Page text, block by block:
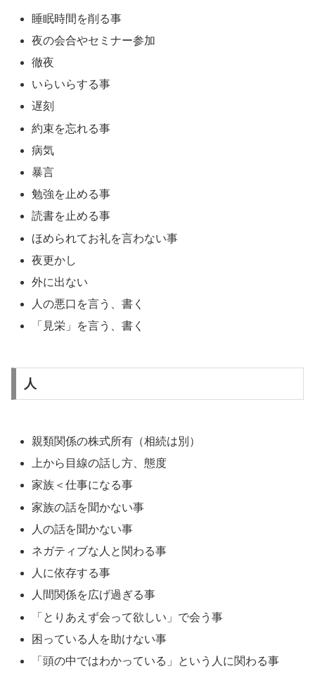
睡眠時間を削る事
夜の会合やセミナー参加
徹夜
いらいらする事
遅刻
約束を忘れる事
病気
暴言
勉強を止める事
読書を止める事
ほめられてお礼を言わない事
夜更かし
外に出ない
人の悪口を言う、書く
「見栄」を言う、書く
人
親類関係の株式所有（相続は別）
上から目線の話し方、態度
家族＜仕事になる事
家族の話を聞かない事
人の話を聞かない事
ネガティブな人と関わる事
人に依存する事
人間関係を広げ過ぎる事
「とりあえず会って欲しい」で会う事
困っている人を助けない事
「頭の中ではわかっている」という人に関わる事